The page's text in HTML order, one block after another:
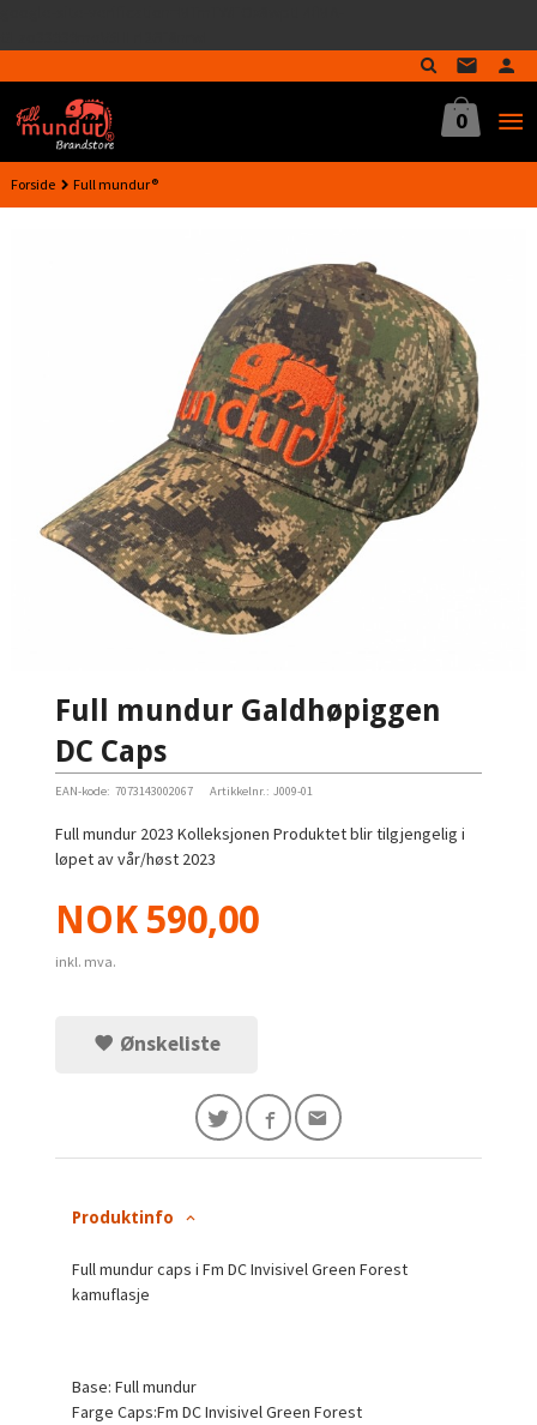
innholdet
0
Forside Full mundur®
Full mundur Galdhøpiggen
DC Caps
EAN-kode: 7073143002067 Artikkelnr.: J009-01
Full mundur 2023 Kolleksjonen Produktet blir tilgjengelig i
løpet av vår/høst 2023
Pris
NOK 590,00
inkl. mva.
Ønskeliste
Produktinfo
Full mundur caps i Fm DC Invisivel Green Forest
kamuflasje
Base: Full mundur
Farge Caps:Fm DC Invisivel Green Forest